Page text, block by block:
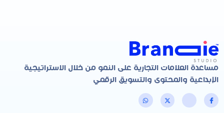
مساعدة العلامات التجارية على النمو من خلال الاستراتيجية
الإبداعية والمحتوى والتسويق الرقمي